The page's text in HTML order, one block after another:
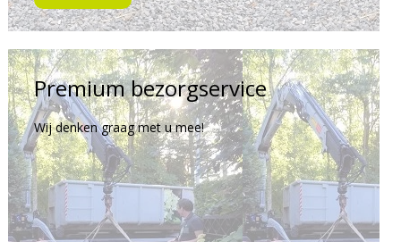
Premium bezorgservice
Wij denken graag met u mee!